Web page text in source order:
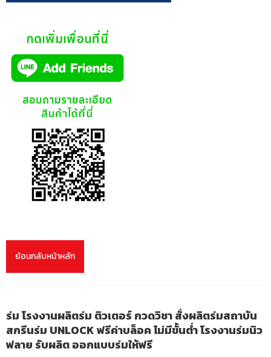
ย้อนกลับหน้าหลัก
ร่ม โรงงานผลิตร่ม ติวเตอร์ กวดวิชา สั่งผลิตร่มสถาบัน
สกรีนร่ม UNLOCK ฟรีค่าบล็อค ไม่มีขั้นต่ำ โรงงานร่มนิว
ฟลาย รับผลิต ออกแบบร่มให้ฟรี